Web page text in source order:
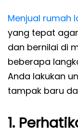
Menjual rumah
yang tepat
dan bernilai di
beberapa
Anda lakukan
tampak baru
1.